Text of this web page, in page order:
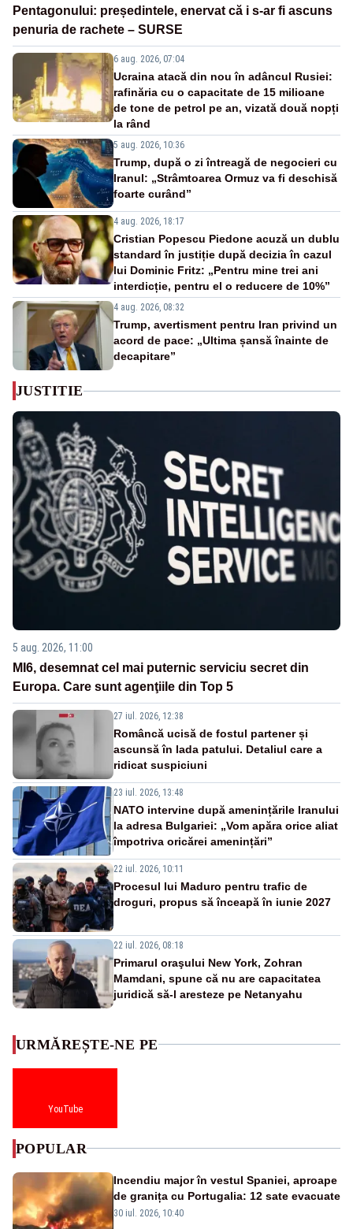
Pentagonului: președintele, enervat că i s-ar fi ascuns
penuria de rachete – SURSE
6 aug. 2026, 07:04
Ucraina atacă din nou în adâncul Rusiei:
rafinăria cu o capacitate de 15 milioane
de tone de petrol pe an, vizată două nopți
la rând
5 aug. 2026, 10:36
Trump, după o zi întreagă de negocieri cu
Iranul: „Strâmtoarea Ormuz va fi deschisă
foarte curând”
4 aug. 2026, 18:17
Cristian Popescu Piedone acuză un dublu
standard în justiție după decizia în cazul
lui Dominic Fritz: „Pentru mine trei ani
interdicție, pentru el o reducere de 10%”
4 aug. 2026, 08:32
Trump, avertisment pentru Iran privind un
acord de pace: „Ultima șansă înainte de
decapitare”
JUSTITIE
5 aug. 2026, 11:00
MI6, desemnat cel mai puternic serviciu secret din
Europa. Care sunt agenţiile din Top 5
27 iul. 2026, 12:38
Româncă ucisă de fostul partener și
ascunsă în lada patului. Detaliul care a
ridicat suspiciuni
23 iul. 2026, 13:48
NATO intervine după amenințările Iranului
la adresa Bulgariei: „Vom apăra orice aliat
împotriva oricărei amenințări”
22 iul. 2026, 10:11
Procesul lui Maduro pentru trafic de
droguri, propus să înceapă în iunie 2027
22 iul. 2026, 08:18
Primarul oraşului New York, Zohran
Mamdani, spune că nu are capacitatea
juridică să-l aresteze pe Netanyahu
URMĂREȘTE-NE PE
YouTube
POPULAR
Incendiu major în vestul Spaniei, aproape
de granița cu Portugalia: 12 sate evacuate
30 iul. 2026, 10:40